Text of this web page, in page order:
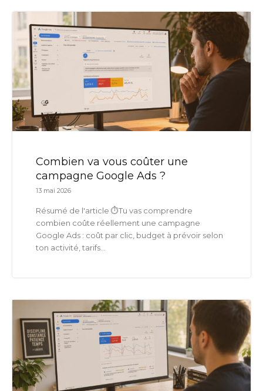
Combien va vous coûter une
campagne Google Ads ?
13 mai 2026
Résumé de l'article ⏱️Tu vas comprendre
combien coûte réellement une campagne
Google Ads : coût par clic, budget à prévoir selon
ton activité, tarifs...